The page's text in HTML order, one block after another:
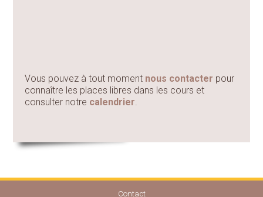
Vous pouvez à tout moment nous contacter pour
connaître les places libres dans les cours et
consulter notre calendrier.
Contact